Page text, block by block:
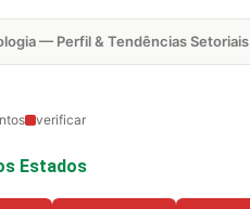
— Perfil & Tendências Setoriais
verificar
Estados